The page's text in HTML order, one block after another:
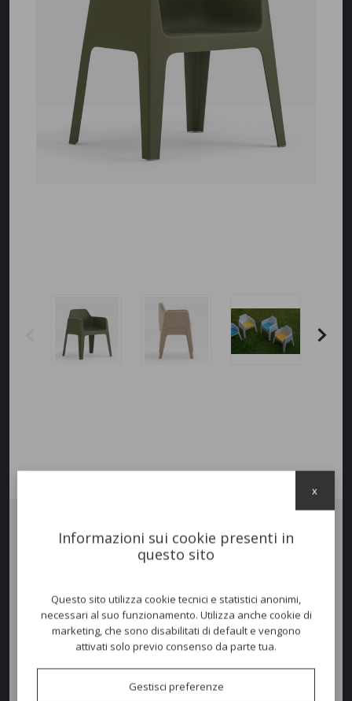
PLUS, realizzata in polipropilene stampato a iniezione,
Impilabile. Disponibile come optional il
Informazioni sui cookie presenti in
questo sito
Questo sito utilizza cookie tecnici e statistici anonimi,
necessari al suo funzionamento. Utilizza anche cookie di
marketing, che sono disabilitati di default e vengono
attivati solo previo consenso da parte tua.
Gestisci preferenze
x